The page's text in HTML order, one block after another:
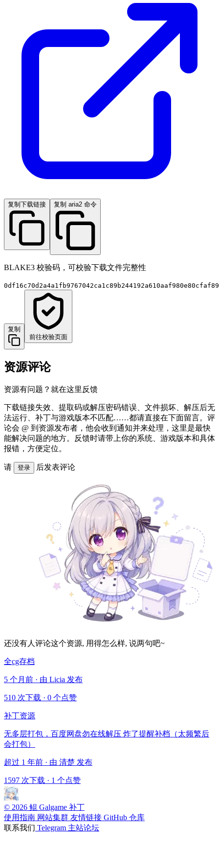
复制下载链接 复制 aria2 命令
BLAKE3 校验码，可校验下载文件完整性
复制
前往校验页面
资源评论
资源有问题？就在这里反馈
下载链接失效、提取码或解压密码错误、文件损坏、解压后无
法运行、补丁与游戏版本不匹配……都请直接在下面留言。评
论会 @ 到资源发布者，他会收到通知并来处理，这里是最快
能解决问题的地方。反馈时请带上你的系统、游戏版本和具体
报错，方便定位。
请 登录 后发表评论
还没有人评论这个资源, 用得怎么样, 说两句吧~
全cg存档
5 个月前 · 由 Licia 发布
510 次下载 · 0 个点赞
补丁资源
无多层打包，百度网盘勿在线解压 炸了提醒补档（太频繁后
会打包）
超过 1 年前 · 由 清楚 发布
1597 次下载 · 1 个点赞
© 2026 鲲 Galgame 补丁
使用指南 网站集群 友情链接 GitHub 仓库
联系我们 Telegram 主站论坛